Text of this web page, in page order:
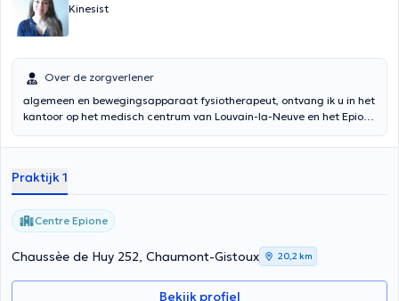
Kinesist
Over de zorgverlener
algemeen en bewegingsapparaat fysiotherapeut, ontvang ik u in het
kantoor op het medisch centrum van Louvain-la-Neuve en het Epione
Louvain-la-Neuve, indien nodig. Inhoud vertaald door google
Praktijk 1
Centre Epione
Chaussèe de Huy 252, Chaumont-Gistoux 20,2 km
Bekijk profiel